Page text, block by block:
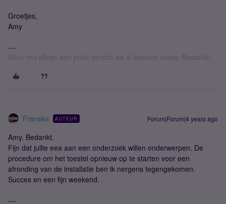
Groetjes,
Amy
Stuur mij alleen een privé bericht als ik daarom vraag. Bedankt!
Frenske AUTEUR Forum|Forum|4 years ago
Amy. Bedankt.
Fijn dat jullie eea aan een onderzoek willen onderwerpen. De
procedure om het toestel opnieuw op te starten voor een
afronding van de installatie ben ik nergens tegengekomen.
Succes en een fijn weekend.